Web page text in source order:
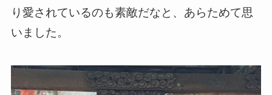
り愛されているのも素敵だなと、あらためて思
いました。